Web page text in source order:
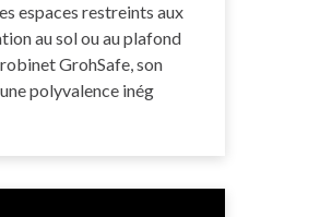
espaces restreints aux
au sol ou au plafond
GrohSafe, son
polyvalence inég